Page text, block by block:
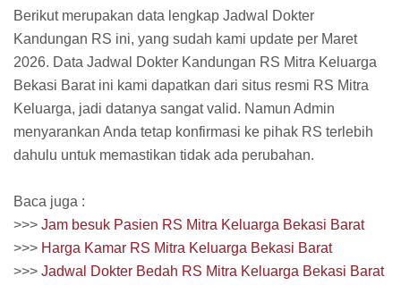
Berikut merupakan data lengkap Jadwal Dokter
Kandungan RS ini, yang sudah kami update per Maret
2026. Data Jadwal Dokter Kandungan RS Mitra Keluarga
Bekasi Barat ini kami dapatkan dari situs resmi RS Mitra
Keluarga, jadi datanya sangat valid. Namun Admin
menyarankan Anda tetap konfirmasi ke pihak RS terlebih
dahulu untuk memastikan tidak ada perubahan.
Baca juga :
>>> Jam besuk Pasien RS Mitra Keluarga Bekasi Barat
>>> Harga Kamar RS Mitra Keluarga Bekasi Barat
>>> Jadwal Dokter Bedah RS Mitra Keluarga Bekasi Barat